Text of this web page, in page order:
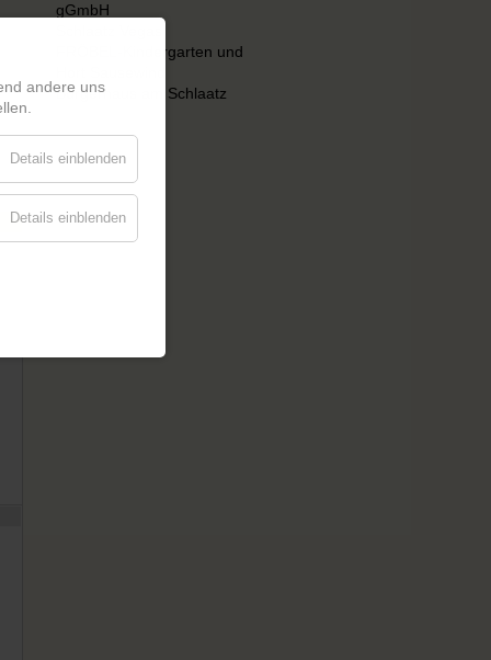
gGmbH
FRÖBEL-Kindergarten und
Bürgerhaus am Schlaatz
andere uns
Details einblenden
Details einblenden